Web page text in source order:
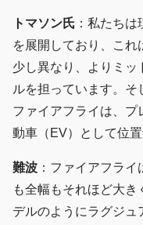
トマソン氏 ：私たち
を展開しており、こ
少し異なり、よりミ
ルを担っています。そ
ファイアフライは、プ
動車（EV）として位
難波 ：ファイアフラ
も全幅もそれほど大
デルのようにラグジュ